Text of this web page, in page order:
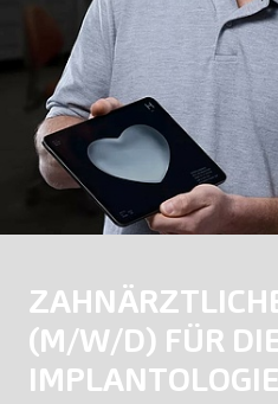
(M/W/D) FÜR
IMPLANTOLOGIE